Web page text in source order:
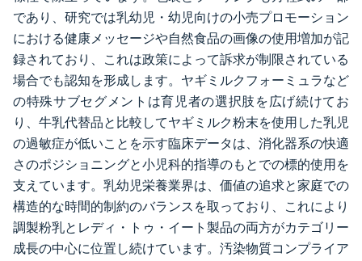
であり、研究では乳幼児・幼児向けの小売プロモーション
における健康メッセージや自然食品の画像の使用増加が記
録されており、これは政策によって訴求が制限されている
場合でも認知を形成します。ヤギミルクフォーミュラなど
の特殊サブセグメントは育児者の選択肢を広げ続けてお
り、牛乳代替品と比較してヤギミルク粉末を使用した乳児
の過敏症が低いことを示す臨床データは、消化器系の快適
さのポジショニングと小児科的指導のもとでの標的使用を
支えています。乳幼児栄養業界は、価値の追求と家庭での
構造的な時間的制約のバランスを取っており、これにより
調製粉乳とレディ・トゥ・イート製品の両方がカテゴリー
成長の中心に位置し続けています。汚染物質コンプライア